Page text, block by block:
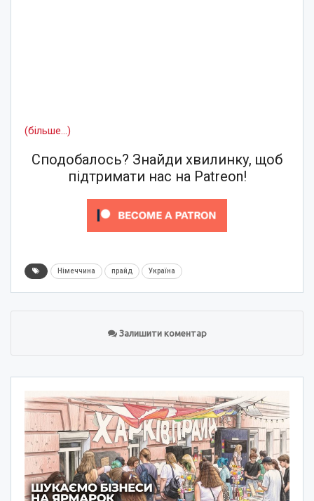
(більше…)
Сподобалось? Знайди хвилинку, щоб
підтримати нас на Patreon!
Німеччина прайд Україна
Залишити коментар